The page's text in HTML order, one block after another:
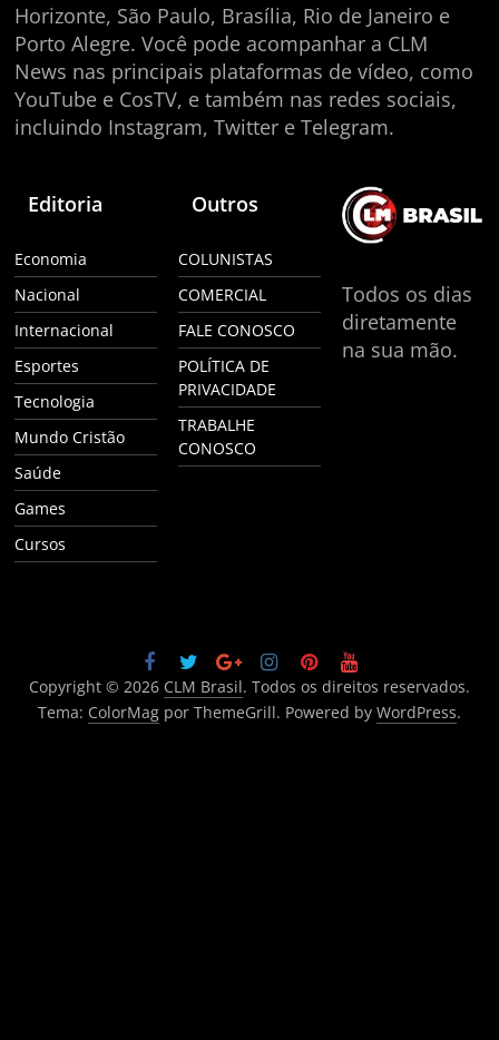
Horizonte, São Paulo, Brasília, Rio de Janeiro e
Porto Alegre. Você pode acompanhar a CLM
News nas principais plataformas de vídeo, como
YouTube e CosTV, e também nas redes sociais,
incluindo Instagram, Twitter e Telegram.
Editoria
Economia
Nacional
Internacional
Esportes
Tecnologia
Mundo Cristão
Saúde
Games
Cursos
Outros
COLUNISTAS
COMERCIAL
FALE CONOSCO
POLÍTICA DE
PRIVACIDADE
TRABALHE
CONOSCO
Todos os dias
diretamente
na sua mão.
Copyright © 2026 CLM Brasil. Todos os direitos reservados.
Tema: ColorMagpor ThemeGrill. Powered by WordPress.